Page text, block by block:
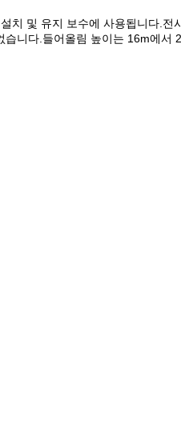
및 유지 보수에 사용됩니다.
니다.들어올림 높이는 16m에